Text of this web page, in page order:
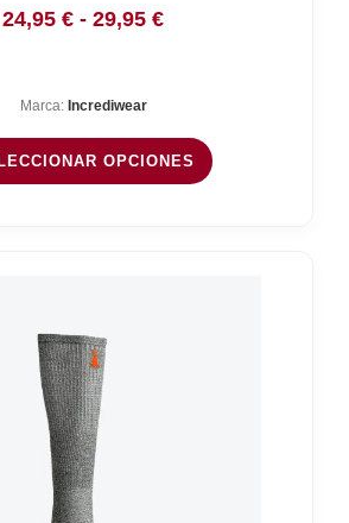
24,95 € - 29,95 €Rango
24,95 €
hasta
Marca: Incrediwear
OPCIONES